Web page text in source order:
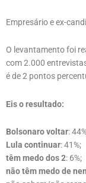
Empresário e ex-
O levantamento foi
com 2.000
é de 2 pontos
Eis o resultado:
Bolsonaro voltar:
Lula continuar: 41%;
têm medo dos 2: 6%;
não têm medo de